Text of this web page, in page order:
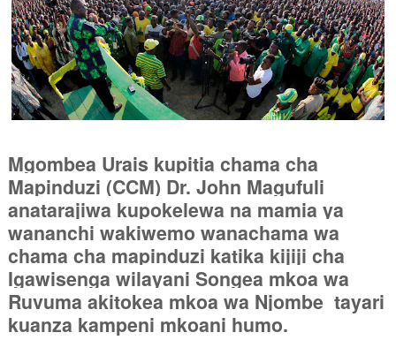
Mgombea Urais kupitia chama cha
Mapinduzi (CCM) Dr. John Magufuli
anatarajiwa kupokelewa na mamia ya
wananchi wakiwemo wanachama wa
chama cha mapinduzi katika kijiji cha
Igawisenga wilayani Songea mkoa wa
Ruvuma akitokea mkoa wa Njombe tayari
kuanza kampeni mkoani humo.